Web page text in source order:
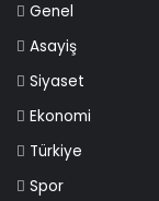
Genel
Asayiş
Siyaset
Ekonomi
Türkiye
Spor